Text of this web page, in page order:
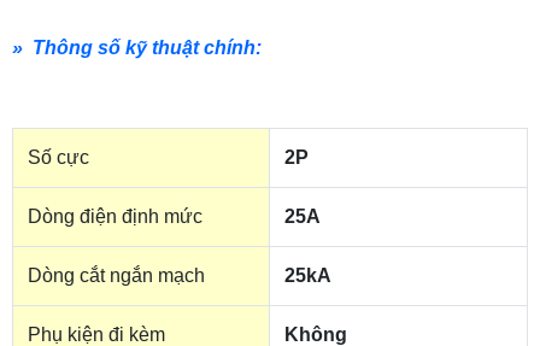
» Thông số kỹ thuật chính:
Số cực 2P
Dòng điện định mức 25A
Dòng cắt ngắn mạch 25kA
Phụ kiện đi kèm Không